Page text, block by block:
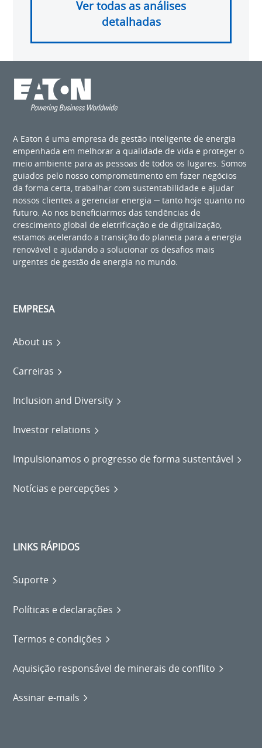
Ver todas as análises
detalhadas
A Eaton é uma empresa de gestão inteligente de energia
empenhada em melhorar a qualidade de vida e proteger o
meio ambiente para as pessoas de todos os lugares. Somos
guiados pelo nosso comprometimento em fazer negócios
da forma certa, trabalhar com sustentabilidade e ajudar
nossos clientes a gerenciar energia ─ tanto hoje quanto no
futuro. Ao nos beneficiarmos das tendências de
crescimento global de eletrificação e de digitalização,
estamos acelerando a transição do planeta para a energia
renovável e ajudando a solucionar os desafios mais
urgentes de gestão de energia no mundo.
EMPRESA
About us
Carreiras
Inclusion and Diversity
Investor relations
Impulsionamos o progresso de forma sustentável
Notícias e percepções
LINKS RÁPIDOS
Suporte
Políticas e declarações
Termos e condições
Aquisição responsável de minerais de conflito
Assinar e-mails